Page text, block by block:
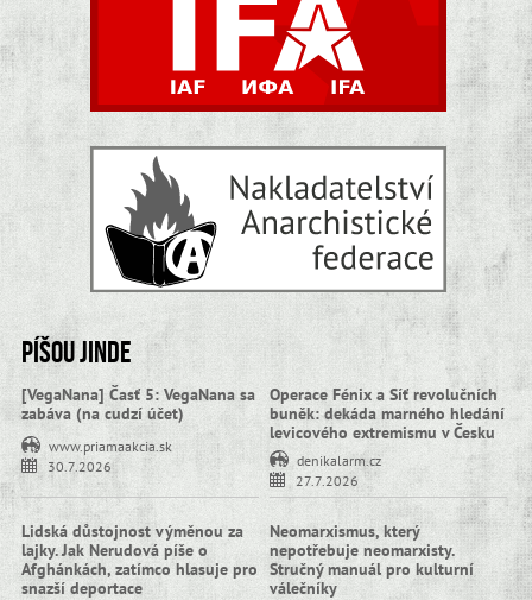
Píšou jinde
[VegaNana] Časť 5: VegaNana sa
zabáva (na cudzí účet)
www.priamaakcia.sk
30.7.2026
Operace Fénix a Síť revolučních
buněk: dekáda marného hledání
levicového extremismu v Česku
denikalarm.cz
27.7.2026
Lidská důstojnost výměnou za
lajky. Jak Nerudová píše o
Afghánkách, zatímco hlasuje pro
snazší deportace
Neomarxismus, který
nepotřebuje neomarxisty.
Stručný manuál pro kulturní
válečníky